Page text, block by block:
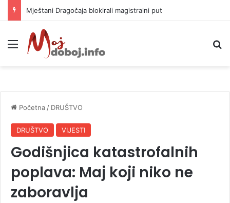
Helikopter ponovo gasi vatru u selima kod Trebinja
Meni
Početna / DRUŠTVO
DRUŠTVO VIJESTI
Godišnjica katastrofalnih
poplava: Maj koji niko ne
zaboravlja